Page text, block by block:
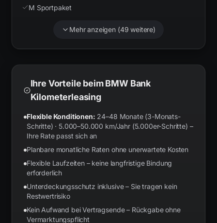
M Sportpaket
Mehr anzeigen (49 weitere)
Ihre Vorteile beim BMW Bank
Kilometerleasing
Flexible Konditionen: 24–48 Monate (3-Monats-
Schritte) · 5.000–50.000 km/Jahr (5.000er-Schritte) –
Ihre Rate passt sich an
Planbare monatliche Raten ohne unerwartete Kosten
Flexible Laufzeiten – keine langfristige Bindung
erforderlich
Unterdeckungsschutz inklusive – Sie tragen kein
Restwertrisiko
Kein Aufwand bei Vertragsende – Rückgabe ohne
Vermarktungspflicht